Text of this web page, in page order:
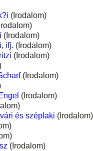
(Irodalom)
(Irodalom)
ifj. (Irodalom)
(Irodalom)
(Irodalom)
(Irodalom)
és széplaki (Irodalom)
(Irodalom)